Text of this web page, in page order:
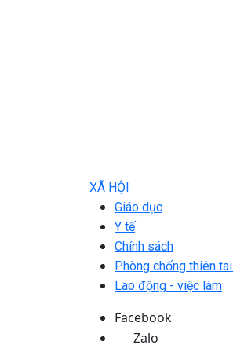
XÃ HỘI
Giáo dục
Y tế
Chính sách
Phòng chống thiên
Lao động - việc làm
Facebook
Zalo